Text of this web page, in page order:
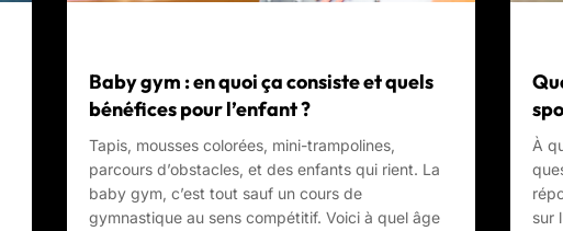
Baby gym : en quoi ça consiste et quels
bénéfices pour l’enfant ?
Tapis, mousses colorées, mini-trampolines,
parcours d’obstacles, et des enfants qui rient. La
baby gym, c’est tout sauf un cours de
gymnastique au sens compétitif. Voici à quel âge
À
sur